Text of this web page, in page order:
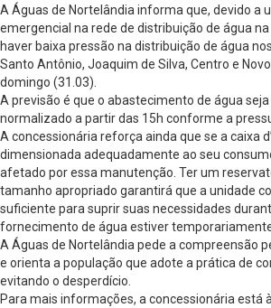
A Águas de Nortelândia informa que, devido a
emergencial na rede de distribuição de água
haver baixa pressão na distribuição de água
Santo Antônio, Joaquim de Silva, Centro e
domingo (31.03).
A previsão é que o abastecimento de água
normalizado a partir das 15h conforme a
A concessionária reforça ainda que se a caixa
dimensionada adequadamente ao seu
afetado por essa manutenção. Ter um
tamanho apropriado garantirá que a unidade
suficiente para suprir suas necessidades
fornecimento de água estiver
A Águas de Nortelândia pede a compreensão
e orienta a população que adote a prática de
evitando o desperdício.
Para mais informações, a concessionária está